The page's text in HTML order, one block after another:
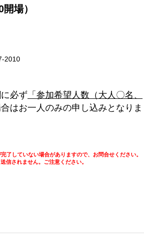
場）
2010
必ず 「参加希望人数（大人〇名、
はお一人のみの申し込みとなりま
了していない場合がありますので、お問合せください。
信されません。ご注意ください。